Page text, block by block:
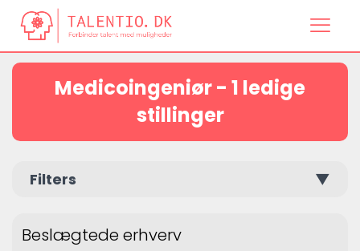
Medicoingeniør - 1 ledige
stillinger
Filters ▼
Beslægtede erhverv